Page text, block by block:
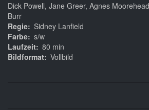
Dick Powell, Jane Greer, Agnes
Burr
Regie Sidney Lanfield
Farbe s/w
Laufzeit 80 min
Bildformat Vollbild